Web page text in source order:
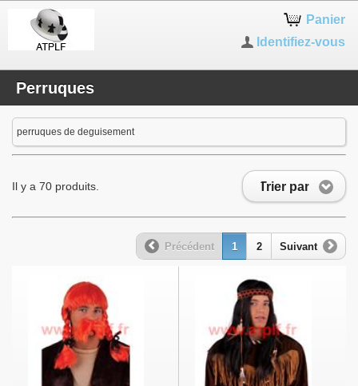
Panier
Identifiez-vous
Perruques
perruques de deguisement
Trier par
Il y a 70 produits.
Précédent 1 2 Suivant